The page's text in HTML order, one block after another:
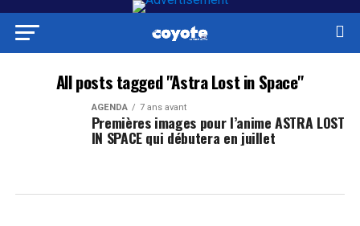
All posts tagged "Astra Lost in Space"
AGENDA 7 ans avant
Premières images pour l’anime ASTRA LOST
IN SPACE qui débutera en juillet